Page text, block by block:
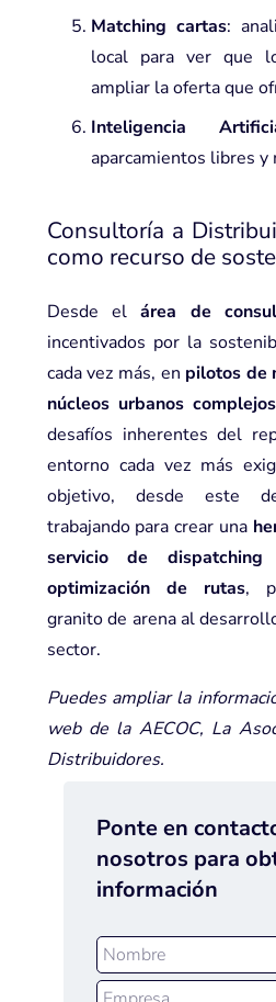
Matching cartas:
local para ver que
ampliar la oferta que
Inteligencia
aparcamientos libres y
Consultoría a
como recurso de
Desde elárea de
incentivados por la
cada vez más, en pilotos de
núcleos urbanos complejos
desafíos inherentes del
entorno cada vez más
objetivo, desde este
trabajando para crear una
servicio de
optimización de rutas,
granito de arena al
sector.
Puedes ampliar la
web de la AECOC, La
Distribuidores.
Ponte en
nosotros para
información